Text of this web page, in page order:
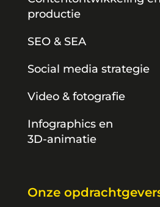
productie
SEO & SEA
Social media strategie
Video & fotografie
Infographics en
3D-animatie
Onze